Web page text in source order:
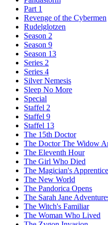
Part 1
Revenge of the Cybermen
Rudelglotzen
Season 2
Season 9
Season 13
Series 2
Series 4
Silver Nemesis
Sleep No More
Special
Staffel 2
Staffel 9
Staffel 13
The 15th Doctor
The Doctor The Widow
The Eleventh Hour
The Girl Who Died
The Magician's Apprentice
The New World
The Pandorica Opens
The Sarah Jane
The Witch's Familiar
The Woman Who Lived